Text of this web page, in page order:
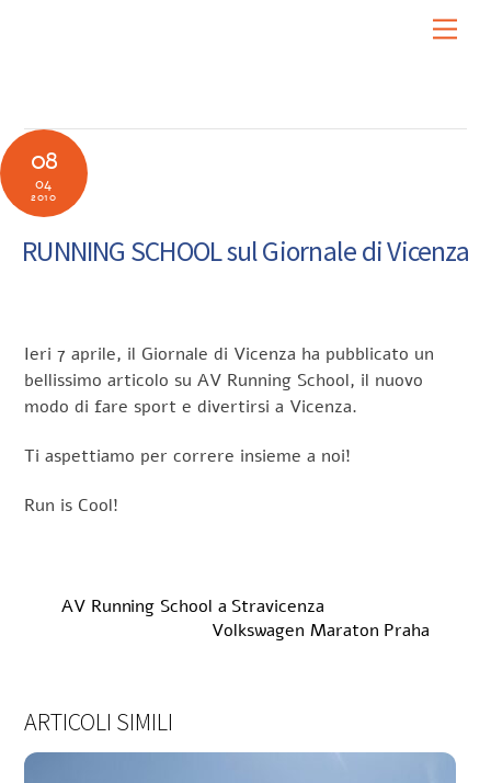
08
04
2010
RUNNING SCHOOL sul Giornale di Vicenza
Ieri 7 aprile, il Giornale di Vicenza ha pubblicato un
bellissimo articolo su AV Running School, il nuovo
modo di fare sport e divertirsi a Vicenza.
Ti aspettiamo per correre insieme a noi!
Run is Cool!
AV Running School a Stravicenza
Volkswagen Maraton Praha
ARTICOLI SIMILI